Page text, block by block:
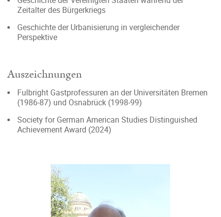
Zeitalter des Bürgerkriegs
Geschichte der Urbanisierung in vergleichender
Perspektive
Auszeichnungen
Fulbright Gastprofessuren an der Universitäten Bremen
(1986-87) und Osnabrück (1998-99)
Society for German American Studies Distinguished
Achievement Award (2024)